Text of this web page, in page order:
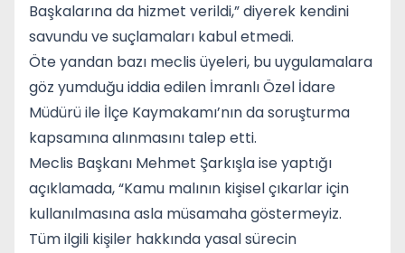
Başkalarına da hizmet verildi,” diyerek kendini
savundu ve suçlamaları kabul etmedi.
Öte yandan bazı meclis üyeleri, bu uygulamalara
göz yumduğu iddia edilen İmranlı Özel İdare
Müdürü ile İlçe Kaymakamı’nın da soruşturma
kapsamına alınmasını talep etti.
Meclis Başkanı Mehmet Şarkışla ise yaptığı
açıklamada, “Kamu malının kişisel çıkarlar için
kullanılmasına asla müsamaha göstermeyiz.
Tüm ilgili kişiler hakkında yasal sürecin